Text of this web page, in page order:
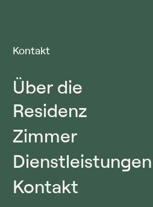
Kontakt
Über die
Residenz
Zimmer
Dienstleistungen
Kontakt